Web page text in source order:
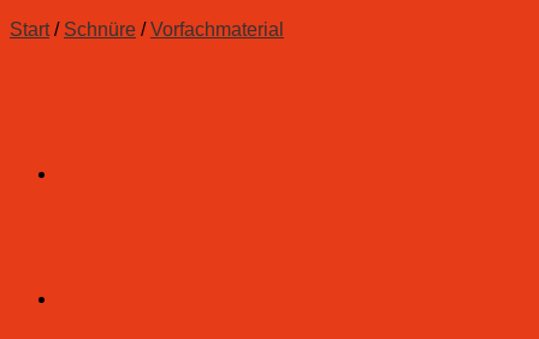
Start / Schnüre / Vorfachmaterial